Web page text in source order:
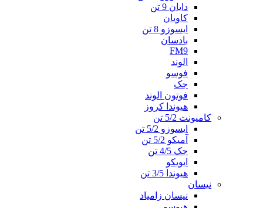
دایان 9 تن
کاویان
ایسوزو 8 تن
بادسان
FM9
الوند
فوسو
جک
فوتون الوند
هیوندا کروز
کامیونت 5/2 تن
ایسوزو 5/2 تن
آمیکو 5/2 تن
جک 4/5 تن
ایویکو
هیوندا 3/5 تن
نیسان
نیسان زامیاد